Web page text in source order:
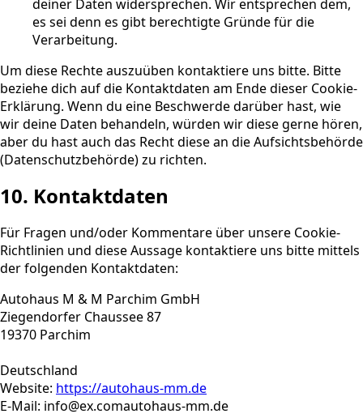
deiner Daten widersprechen. Wir entsprechen dem,
es sei denn es gibt berechtigte Gründe für die
Verarbeitung.
Um diese Rechte auszuüben kontaktiere uns bitte. Bitte
beziehe dich auf die Kontaktdaten am Ende dieser Cookie-
Erklärung. Wenn du eine Beschwerde darüber hast, wie
wir deine Daten behandeln, würden wir diese gerne hören,
aber du hast auch das Recht diese an die Aufsichtsbehörde
(Datenschutzbehörde) zu richten.
10. Kontaktdaten
Für Fragen und/oder Kommentare über unsere Cookie-
Richtlinien und diese Aussage kontaktiere uns bitte mittels
der folgenden Kontaktdaten:
Autohaus M & M Parchim GmbH
Ziegendorfer Chaussee 87
19370 Parchim
Deutschland
Website: https://autohaus-mm.de
E-Mail: info@ex.comautohaus-mm.de